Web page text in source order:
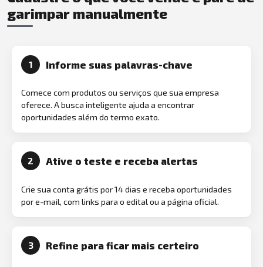
garimpar manualmente
1 Informe suas palavras-chave
Comece com produtos ou serviços que sua empresa
oferece. A busca inteligente ajuda a encontrar
oportunidades além do termo exato.
2 Ative o teste e receba alertas
Crie sua conta grátis por 14 dias e receba oportunidades
por e-mail, com links para o edital ou a página oficial.
3 Refine para ficar mais certeiro